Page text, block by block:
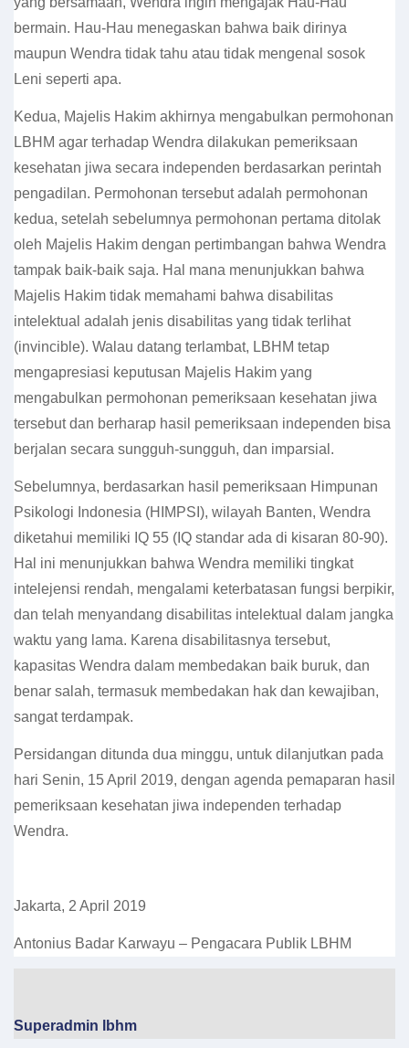
bermain. Hau-Hau menegaskan bahwa baik dirinya
maupun Wendra tidak tahu atau tidak mengenal sosok
Leni seperti apa.
Kedua, Majelis Hakim akhirnya mengabulkan permohonan
LBHM agar terhadap Wendra dilakukan pemeriksaan
kesehatan jiwa secara independen berdasarkan perintah
pengadilan. Permohonan tersebut adalah permohonan
kedua, setelah sebelumnya permohonan pertama ditolak
oleh Majelis Hakim dengan pertimbangan bahwa Wendra
tampak baik-baik saja. Hal mana menunjukkan bahwa
Majelis Hakim tidak memahami bahwa disabilitas
intelektual adalah jenis disabilitas yang tidak terlihat
(invincible). Walau datang terlambat, LBHM tetap
mengapresiasi keputusan Majelis Hakim yang
mengabulkan permohonan pemeriksaan kesehatan jiwa
tersebut dan berharap hasil pemeriksaan independen bisa
berjalan secara sungguh-sungguh, dan imparsial.
Sebelumnya, berdasarkan hasil pemeriksaan Himpunan
Psikologi Indonesia (HIMPSI), wilayah Banten, Wendra
diketahui memiliki IQ 55 (IQ standar ada di kisaran 80-90).
Hal ini menunjukkan bahwa Wendra memiliki tingkat
intelejensi rendah, mengalami keterbatasan fungsi berpikir,
dan telah menyandang disabilitas intelektual dalam jangka
waktu yang lama. Karena disabilitasnya tersebut,
kapasitas Wendra dalam membedakan baik buruk, dan
benar salah, termasuk membedakan hak dan kewajiban,
sangat terdampak.
Persidangan ditunda dua minggu, untuk dilanjutkan pada
hari Senin, 15 April 2019, dengan agenda pemaparan hasil
pemeriksaan kesehatan jiwa independen terhadap
Wendra.
Jakarta, 2 April 2019
Antonius Badar Karwayu – Pengacara Publik LBHM
Superadmin lbhm